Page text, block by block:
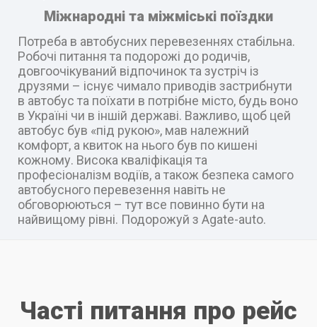
Міжнародні та міжміські поїздки
Потреба в автобусних перевезеннях стабільна.
Робочі питання та подорожі до родичів,
довгоочікуваний відпочинок та зустріч із
друзями – існує чимало приводів застрибнути
в автобус та поїхати в потрібне місто, будь воно
в Україні чи в іншій державі. Важливо, щоб цей
автобус був «під рукою», мав належний
комфорт, а квиток на нього був по кишені
кожному. Висока кваліфікація та
професіоналізм водіїв, а також безпека самого
автобусного перевезення навіть не
обговорюються – тут все повинно бути на
найвищому рівні. Подорожуй з Agate-auto.
Часті питання про рейс